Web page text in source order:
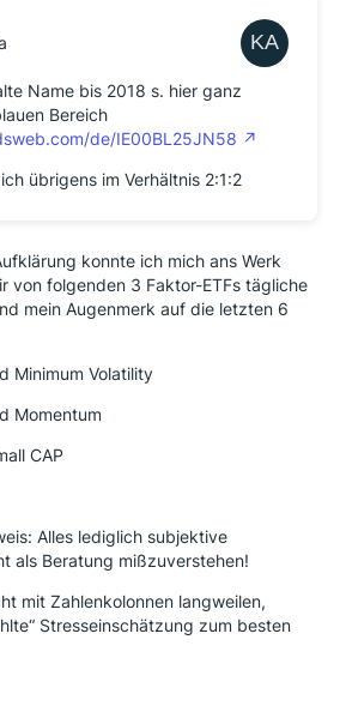
Name bis 2018 s. hier ganz
Bereich
de/IE00BL25JN58
übrigens im Verhältnis 2:1:2
konnte ich mich ans Werk
von folgenden 3 Faktor-ETFs tägliche
mein Augenmerk auf die letzten 6
Minimum Volatility
Mo­men­tum
CAP
Alles lediglich subjektive
als Beratung mißzuverstehen!
mit Zahlenkolonnen langweilen,
Stresseinschätzung zum besten